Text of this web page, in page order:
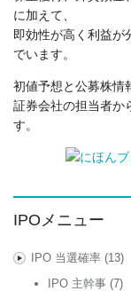
に加えて、
即効性が高く利益が
でいます。
初値予想と公募株情
証券会社の担当者か
す。
IPOメニュー
IPO 当選確率(13)
IPO 主幹事 (7)